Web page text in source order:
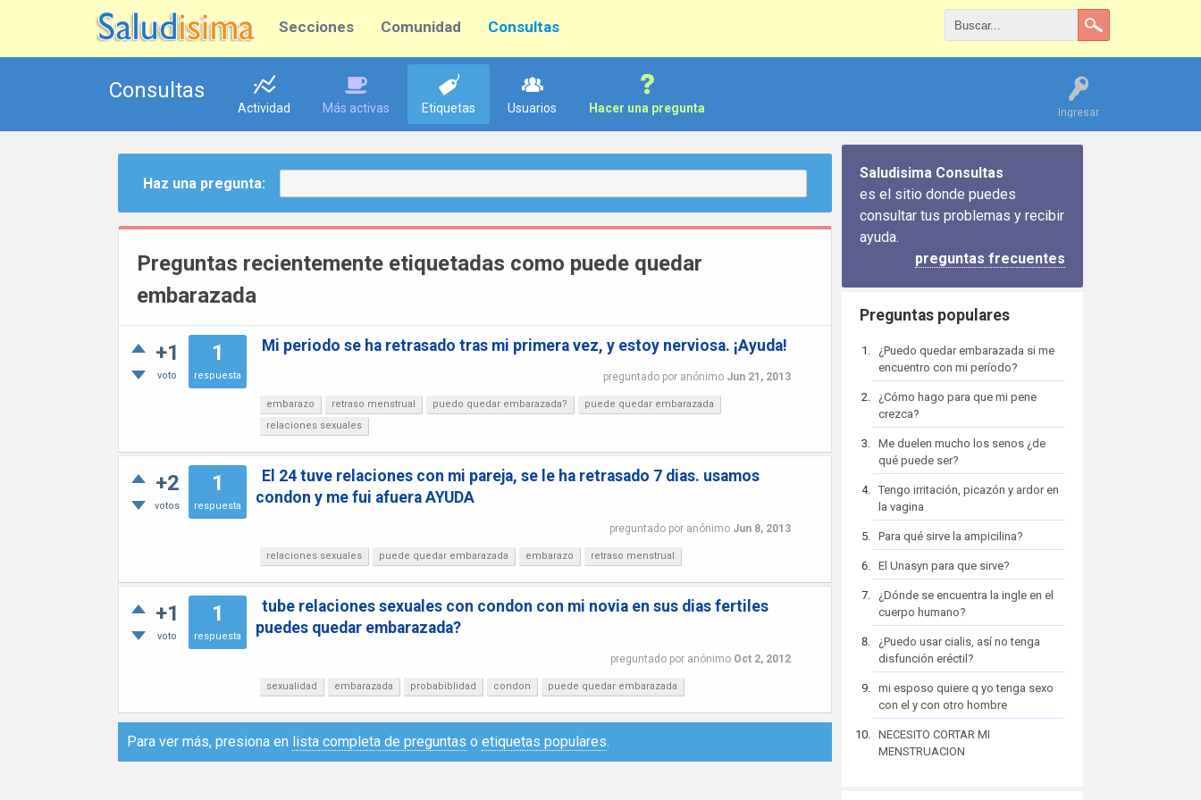
Secciones Comunidad Consultas
Ingresar
Consultas
Actividad Más activas Etiquetas Usuarios Hacer una pregunta
Haz una pregunta:
Preguntas recientemente etiquetadas como puede quedar
embarazada
+1
voto
1
respuesta
Mi periodo se ha retrasado tras mi primera vez, y estoy nerviosa. ¡Ayuda!
preguntado por anónimo Jun 21, 2013
embarazo retraso menstrual puedo quedar embarazada?
puede quedar embarazada
relaciones sexuales
+2
votos
1
respuesta
El 24 tuve relaciones con mi pareja, se le ha retrasado 7 dias. usamos
condon y me fui afuera AYUDA
preguntado por anónimo Jun 8, 2013
relaciones sexuales puede quedar embarazada embarazo retraso menstrual
+1
voto
1
respuesta
tube relaciones sexuales con condon con mi novia en sus dias fertiles
puedes quedar embarazada?
preguntado por anónimo Oct 2, 2012
sexualidad embarazada probabiblidad condon puede quedar embarazada
Para ver más, presiona en lista completa de preguntas o etiquetas populares.
Saludisima Consultas
es el sitio donde puedes
consultar tus problemas y recibir
ayuda.
preguntas frecuentes
Preguntas populares
¿Puedo quedar embarazada si me
encuentro con mi período?
¿Cómo hago para que mi pene
crezca?
Me duelen mucho los senos ¿de
qué puede ser?
Tengo irritación, picazón y ardor en
la vagina
Para qué sirve la ampicilina?
El Unasyn para que sirve?
¿Dónde se encuentra la ingle en el
cuerpo humano?
¿Puedo usar cialis, así no tenga
disfunción eréctil?
mi esposo quiere q yo tenga sexo
con el y con otro hombre
NECESITO CORTAR MI
MENSTRUACION